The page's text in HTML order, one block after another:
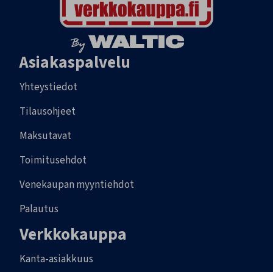
Asiakaspalvelu
Yhteystiedot
Tilausohjeet
Maksutavat
Toimitusehdot
Venekaupan myyntiehdot
Palautus
Verkkokauppa
Kanta-asiakkuus